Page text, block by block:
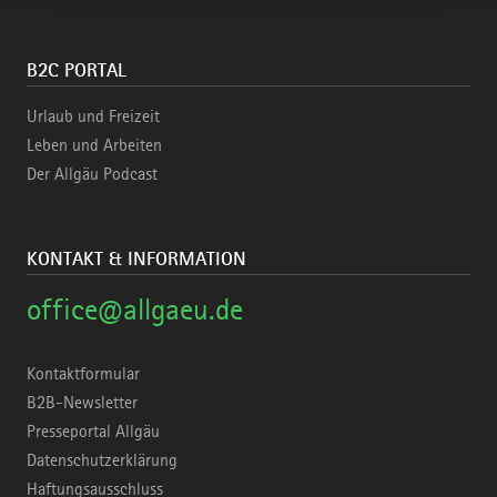
B2C PORTAL
Urlaub und Freizeit
Leben und Arbeiten
Der Allgäu Podcast
KONTAKT & INFORMATION
office@allgaeu.de
Kontaktformular
B2B-Newsletter
Presseportal Allgäu
Datenschutzerklärung
Haftungsausschluss